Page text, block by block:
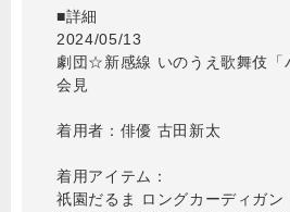
■詳細
2024/05/13
劇団☆新感線 いのうえ歌舞伎「
会見
着用者：俳優 古田新太
着用アイテム：
祇園だるま ロングカーディガン